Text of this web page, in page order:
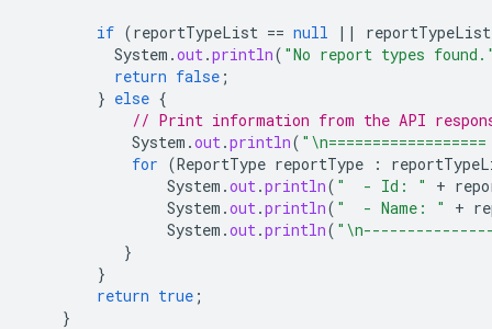
if (reportTypeList == null || reportTypeList
System .out.println( "No report types
return false ;
} else {
// Print information from the API
System .out.println(
for (ReportType reportType :
System .out.println( "  - Id: " +
System .out.println( "  - Name: " +
System .out.println(
}
}
return true ;
}